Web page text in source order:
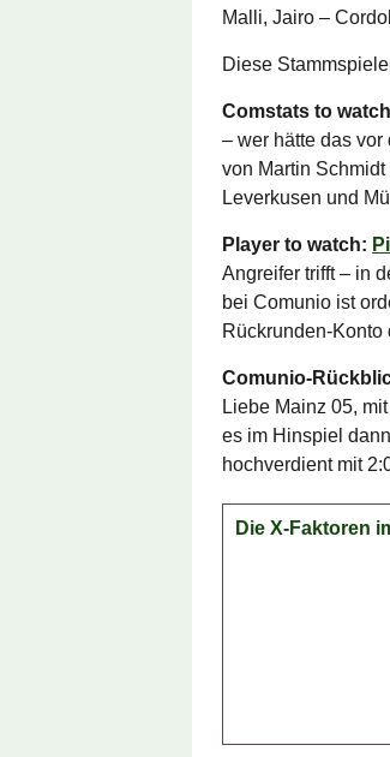
Malli, Jairo –
Diese
Comstats to
– wer hätte das
von Martin
Leverkusen und
Player to watch:
Angreifer trifft – in
bei Comunio ist
Rückrunden-Konto
Comunio-
Liebe Mainz 05,
es im Hinspiel
hochverdient mit
Die X-Faktoren